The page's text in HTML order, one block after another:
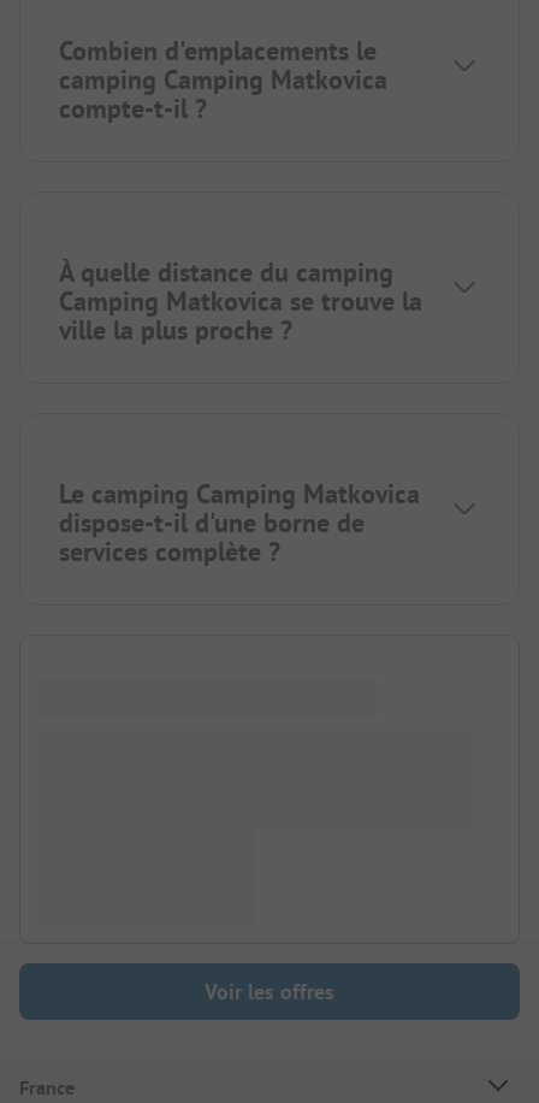
Combien d'emplacements le
camping Camping Matkovica
compte-t-il ?
À quelle distance du camping
Camping Matkovica se trouve la
ville la plus proche ?
Le camping Camping Matkovica
dispose-t-il d'une borne de
services complète ?
Voir les offres
France